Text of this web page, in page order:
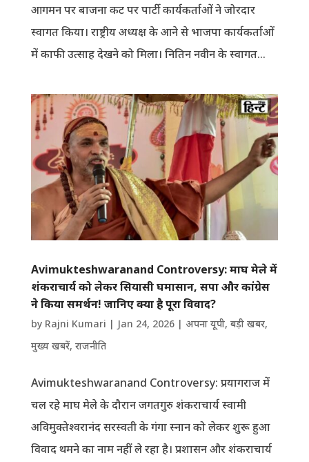
आगमन पर बाजना कट पर पार्टी कार्यकर्ताओं ने जोरदार
स्वागत किया। राष्ट्रीय अध्यक्ष के आने से भाजपा कार्यकर्ताओं
में काफी उत्साह देखने को मिला। नितिन नवीन के स्वागत...
Avimukteshwaranand Controversy: माघ मेले में
शंकराचार्य को लेकर सियासी घमासान, सपा और कांग्रेस
ने किया समर्थन! जानिए क्या है पूरा विवाद?
by Rajni Kumari | Jan 24, 2026| अपना यूपी, बड़ी खबर,
मुख्य खबरें, राजनीति
Avimukteshwaranand Controversy: प्रयागराज में
चल रहे माघ मेले के दौरान जगतगुरु शंकराचार्य स्वामी
अविमुक्तेश्वरानंद सरस्वती के गंगा स्नान को लेकर शुरू हुआ
विवाद थमने का नाम नहीं ले रहा है। प्रशासन और शंकराचार्य